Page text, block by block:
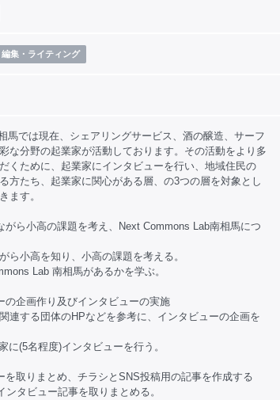
編集・ライティング
馬では現在、シェアリングサービス、酒の醸造、サーフ
な分野の起業家が活動しております。その活動をより多
くために、起業家にインタビューを行い、地域住民の
方たち、起業家に関心がある層、の3つの層を対象とし
ます。
ら小高の課題を考え、Next Commons Lab南相馬につ
ら小高を知り、小高の課題を考える。
Lab 南相馬があるかを学ぶ。
企画作り及びインタビューの実施
連する団体のHPなどを参考に、インタビューの企画を
に(5名程度)インタビューを行う。
取りまとめ、チラシとSNS投稿用の記事を作成する
タビュー記事を取りまとめる。